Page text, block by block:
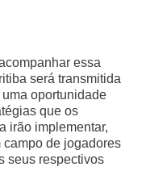
essa
será transmitida
oportunidade
que os
irão implementar,
de jogadores
seus respectivos